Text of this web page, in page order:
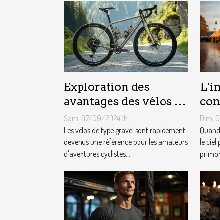
Exploration des
avantages des vélos de
type gravel pour les
aventuriers
Sam. 07/09/2024 1h
Les vélos de type gravel sont rapidement
devenus une référence pour les amateurs
d'aventures cyclistes....
le
Dim.
le